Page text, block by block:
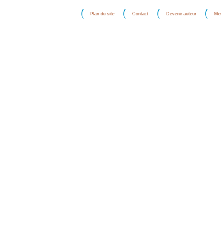
Plan du site Contact Devenir auteur